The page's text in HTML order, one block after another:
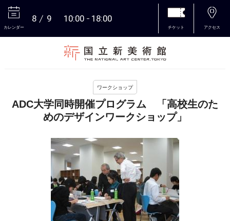
カレンダー
8 9 10:00 18:00
チケット アクセス
ワークショップ
ADC大学同時開催プログラム 「高校生のた
めのデザインワークショップ」